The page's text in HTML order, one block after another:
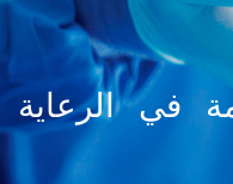
في الرعاية